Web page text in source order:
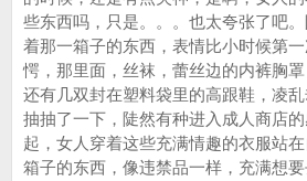
些东西吗，只是。。。也太夸张了吧
着那一箱子的东西，表情比小时候第
愕，那里面，丝袜，蕾丝边的内裤胸
还有几双封在塑料袋里的高跟鞋，凌
抽抽了一下，陡然有种进入成人商店
起，女人穿着这些充满情趣的衣服站
箱子的东西，像违禁品一样，充满想